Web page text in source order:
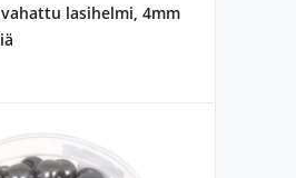
vahattu lasihelmi, 4mm